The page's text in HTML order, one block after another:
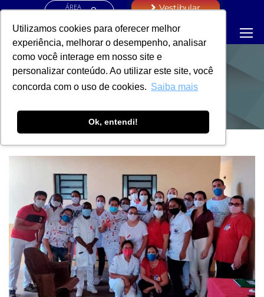
Utilizamos cookies para oferecer melhor
experiência, melhorar o desempenho, analisar
como você interage em nosso site e
personalizar conteúdo. Ao utilizar este site, você
concorda com o uso de cookies. Saiba mais
Ok, entendi!
ÁREA
Vestibular
NOTÍCIAS